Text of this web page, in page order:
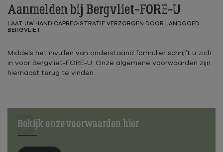
Aanmelden bij Bergvliet-FORE-U
LAAT UW HANDICAPREGISTRATIE VERZORGEN DOOR LANDGOED
BERGVLIET
Middels het invullen van onderstaand formulier schrijft u zich
in voor Bergvliet-FORE-U. Onze algemene voorwaarden zijn
hiernaast terug te vinden.
B
Bekijk onze voorwaarden hier